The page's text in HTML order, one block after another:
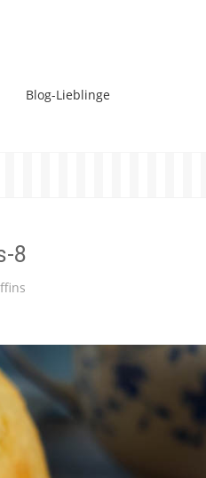
Blog-Lieblinge
8